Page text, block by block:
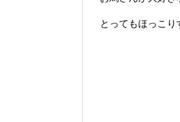
とってもほっこり